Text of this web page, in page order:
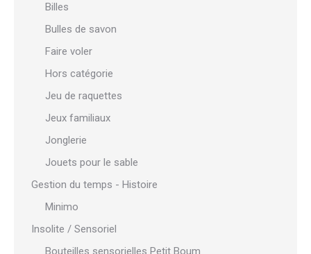
Billes
Bulles de savon
Faire voler
Hors catégorie
Jeu de raquettes
Jeux familiaux
Jonglerie
Jouets pour le sable
Gestion du temps - Histoire
Minimo
Insolite / Sensoriel
Bouteilles sensorielles Petit Boum